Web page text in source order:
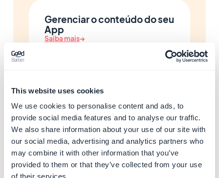
This website uses cookies
We use cookies to personalise content and ads, to
provide social media features and to analyse our traffic.
We also share information about your use of our site with
our social media, advertising and analytics partners who
may combine it with other information that you’ve
provided to them or that they’ve collected from your use
of their services.
Gerenciar o conteúdo do seu
App
Saiba mais→
Gerenciar a autenticação e
comunidade
Saiba mais→
Analisar o público e as
estatísticas do seu App